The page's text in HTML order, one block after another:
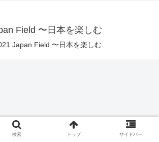
Field 〜日本を楽しむ
Japan Field 〜日本を楽しむ.
検索 トップ サイドバー